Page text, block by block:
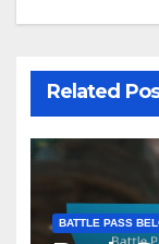
Related
BATTLE PASS